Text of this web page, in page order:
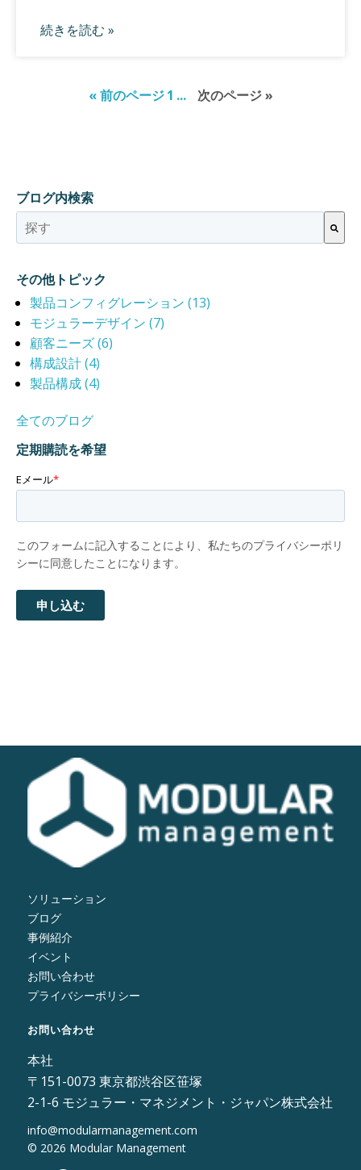
続きを読む »
« 前のページ 1 ... 次のページ »
ブログ内検索
これは、自動候補機能付きの検索フィールドです。
その他トピック
製品コンフィグレーション (13)
モジュラーデザイン (7)
顧客ニーズ(6)
構成設計(4)
製品構成(4)
全てのブログ
定期購読を希望
Eメール*
このフォームに記入することにより、私たちのプライバシーポリ
シーに同意したことになります。
ソリューション
ブログ
事例紹介
イベント
お問い合わせ
プライバシーポリシー
お問い合わせ
本社
〒151-0073 東京都渋谷区笹塚
2-1-6 モジュラー・マネジメント・ジャパン株式会社
info@modularmanagement.com
© 2026 Modular Management